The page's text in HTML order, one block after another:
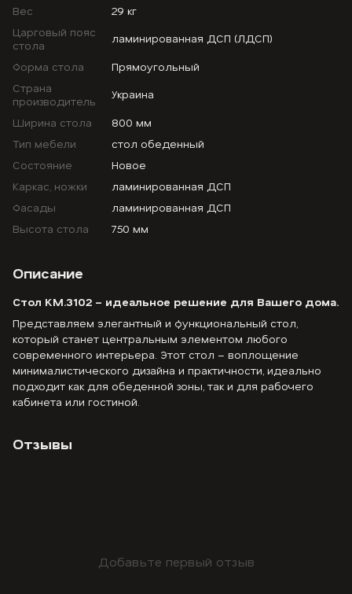
Вес
29 кг
Царговый пояс
стола
ламинированная ДСП (ЛДСП)
Форма стола
Прямоугольный
Страна
производитель
Украина
Ширина стола
800 мм
Тип мебели
стол обеденный
Состояние
Новое
Каркас, ножки
ламинированная ДСП
Фасады
ламинированная ДСП
Высота стола
750 мм
Описание
Стол KM.3102 – идеальное решение для Вашего дома.
Представляем элегантный и функциональный стол,
который станет центральным элементом любого
современного интерьера. Этот стол – воплощение
минималистического дизайна и практичности, идеально
подходит как для обеденной зоны, так и для рабочего
кабинета или гостиной.
Отзывы
Добавьте первый отзыв